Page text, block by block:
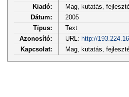
Kiadó:
Mag, kutatás,
Dátum:
2005
Típus:
Text
Azonosító:
URL: http://
Kapcsolat:
Mag, kutatás,